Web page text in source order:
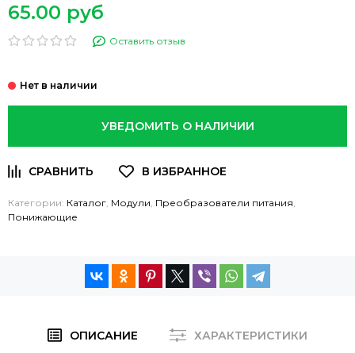
65.00 руб
Оставить отзыв
УВЕДОМИТЬ О НАЛИЧИИ
Категории: Каталог Модули Преобразователи питания
Понижающие
ОПИСАНИЕ
ХАРАКТЕРИСТИКИ